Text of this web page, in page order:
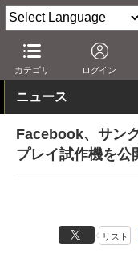
カテゴリ ログイン
AV Watch 製品 HMD/
ニュース
Facebook、サン
プレイ試作機を公
リスト